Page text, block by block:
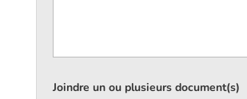
Joindre un ou plusieurs document(s)